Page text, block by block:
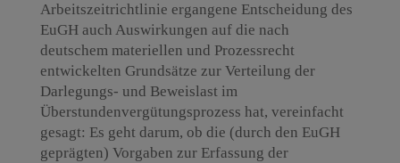
Arbeitszeitrichtlinie ergangene Entscheidung des
EuGH auch Auswirkungen auf die nach
deutschem materiellen und Prozessrecht
entwickelten Grundsätze zur Verteilung der
Darlegungs- und Beweislast im
Überstundenvergütungsprozess hat, vereinfacht
gesagt: Es geht darum, ob die (durch den EuGH
geprägten) Vorgaben zur Erfassung der